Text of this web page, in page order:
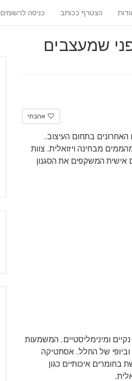
הצטרף ככותב כניסה לרשומים
שמעצבים
אהבתי
בתחום העיצוב.
מבחינה ויזואלית. צוות
אישית המשקפים את הסגנון
ומינימליסטיים. המשמעות
של החלל. אסתטיקה
איכותיים כגון